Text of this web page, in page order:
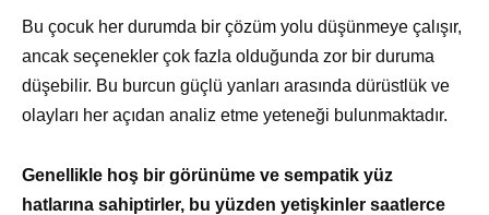
Bu çocuk her durumda bir çözüm yolu düşünmeye çalışır,
ancak seçenekler çok fazla olduğunda zor bir duruma
düşebilir. Bu burcun güçlü yanları arasında dürüstlük ve
olayları her açıdan analiz etme yeteneği bulunmaktadır.
Genellikle hoş bir görünüme ve sempatik yüz
hatlarına sahiptirler, bu yüzden yetişkinler saatlerce